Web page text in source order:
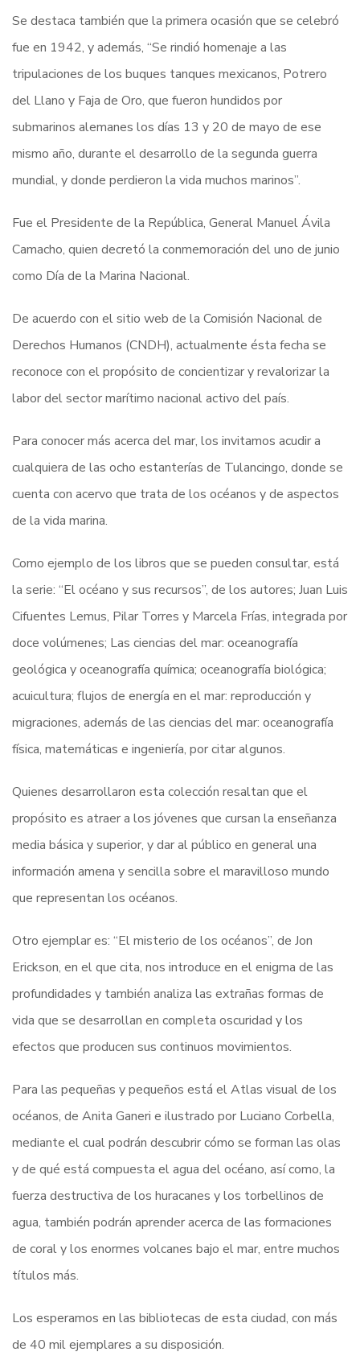
Se destaca también que la primera ocasión que se celebró
fue en 1942, y además, “Se rindió homenaje a las
tripulaciones de los buques tanques mexicanos, Potrero
del Llano y Faja de Oro, que fueron hundidos por
submarinos alemanes los días 13 y 20 de mayo de ese
mismo año, durante el desarrollo de la segunda guerra
mundial, y donde perdieron la vida muchos marinos”.
Fue el Presidente de la República, General Manuel Ávila
Camacho, quien decretó la conmemoración del uno de junio
como Día de la Marina Nacional.
De acuerdo con el sitio web de la Comisión Nacional de
Derechos Humanos (CNDH), actualmente ésta fecha se
reconoce con el propósito de concientizar y revalorizar la
labor del sector marítimo nacional activo del país.
Para conocer más acerca del mar, los invitamos acudir a
cualquiera de las ocho estanterías de Tulancingo, donde se
cuenta con acervo que trata de los océanos y de aspectos
de la vida marina.
Como ejemplo de los libros que se pueden consultar, está
la serie: “El océano y sus recursos”, de los autores; Juan Luis
Cifuentes Lemus, Pilar Torres y Marcela Frías, integrada por
doce volúmenes; Las ciencias del mar: oceanografía
geológica y oceanografía química; oceanografía biológica;
acuicultura; flujos de energía en el mar: reproducción y
migraciones, además de las ciencias del mar: oceanografía
física, matemáticas e ingeniería, por citar algunos.
Quienes desarrollaron esta colección resaltan que el
propósito es atraer a los jóvenes que cursan la enseñanza
media básica y superior, y dar al público en general una
información amena y sencilla sobre el maravilloso mundo
que representan los océanos.
Otro ejemplar es: “El misterio de los océanos”, de Jon
Erickson, en el que cita, nos introduce en el enigma de las
profundidades y también analiza las extrañas formas de
vida que se desarrollan en completa oscuridad y los
efectos que producen sus continuos movimientos.
Para las pequeñas y pequeños está el Atlas visual de los
océanos, de Anita Ganeri e ilustrado por Luciano Corbella,
mediante el cual podrán descubrir cómo se forman las olas
y de qué está compuesta el agua del océano, así como, la
fuerza destructiva de los huracanes y los torbellinos de
agua, también podrán aprender acerca de las formaciones
de coral y los enormes volcanes bajo el mar, entre muchos
títulos más.
Los esperamos en las bibliotecas de esta ciudad, con más
de 40 mil ejemplares a su disposición.